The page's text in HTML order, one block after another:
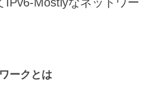
ークとは